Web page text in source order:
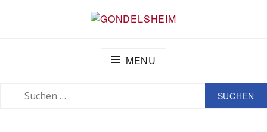
MENU